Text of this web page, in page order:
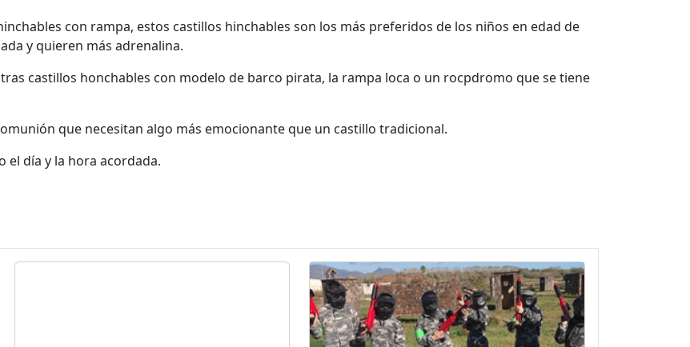
con rampa, estos castillos hinchables son los más preferidos de los niños en edad de
y quieren más adrenalina.
castillos honchables con modelo de barco pirata, la rampa loca o un rocpdromo que se tiene
que necesitan algo más emocionante que un castillo tradicional.
el día y la hora acordada.